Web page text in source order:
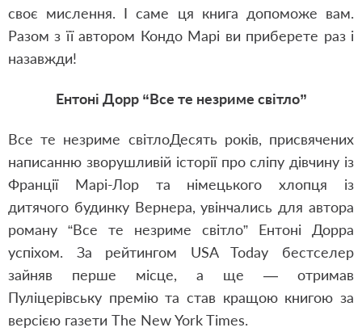
своє мислення. І саме ця книга допоможе вам.
Разом з її автором Кондо Марі ви приберете раз і
назавжди!
Ентоні Дорр “Все те незриме світло”
Все те незриме світлоДесять років, присвячених
написанню зворушливій історії про сліпу дівчину із
Франції Марі-Лор та німецького хлопця із
дитячого будинку Вернера, увінчались для автора
роману “Все те незриме світло” Ентоні Дорра
успіхом. За рейтингом USA Today бестселер
зайняв перше місце, а ще — отримав
Пуліцерівську премію та став кращою книгою за
версією газети The New York Times.